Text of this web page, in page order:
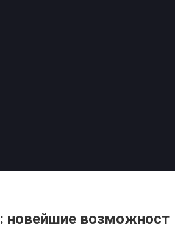
новейшие возможност